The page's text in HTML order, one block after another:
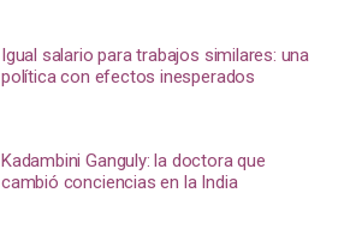
Igual salario para trabajos similares: una
política con efectos inesperados
Kadambini Ganguly: la doctora que
cambió conciencias en la India